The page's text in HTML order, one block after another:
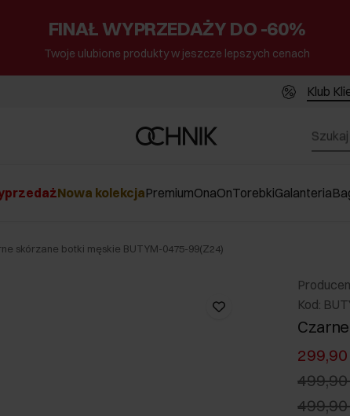
FINAŁ WYPRZEDAŻY DO -60%
Twoje ulubione produkty w jeszcze lepszych cenach
Klub
Nowa kolekcjaPremiumOnaOnTorebkiGalanteria
skórzane botki męskie BUTYM-0475-99(Z24)
Kod:
299,90
499,90
499,90